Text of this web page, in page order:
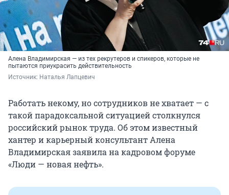
Алена Владимирская — из тех рекрутеров и спикеров, которые не
пытаются приукрасить действительность
Источник: Наталья Лапцевич
Работать некому, но сотрудников не хватает — с
такой парадоксальной ситуацией столкнулся
российский рынок труда. Об этом известный
хантер и карьерный консультант Алена
Владимирская заявила на кадровом форуме
«Люди — новая нефть».